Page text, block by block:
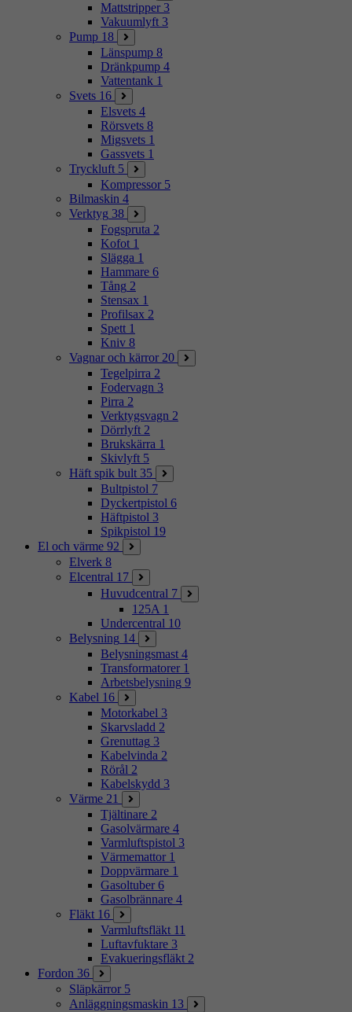
Mattstripper 3
Vakuumlyft 3
Pump 18
Länspump 8
Dränkpump 4
Vattentank 1
Svets 16
Elsvets 4
Rörsvets 8
Migsvets 1
Gassvets 1
Tryckluft 5
Kompressor 5
Bilmaskin 4
Verktyg 38
Fogspruta 2
Kofot 1
Slägga 1
Hammare 6
Tång 2
Stensax 1
Profilsax 2
Spett 1
Kniv 8
Vagnar och kärror 20
Tegelpirra 2
Fodervagn 3
Pirra 2
Verktygsvagn 2
Dörrlyft 2
Brukskärra 1
Skivlyft 5
Häft spik bult 35
Bultpistol 7
Dyckertpistol 6
Häftpistol 3
Spikpistol 19
El och värme 92
Elverk 8
Elcentral 17
Huvudcentral 7
125A 1
Undercentral 10
Belysning 14
Belysningsmast 4
Transformatorer 1
Arbetsbelysning 9
Kabel 16
Motorkabel 3
Skarvsladd 2
Grenuttag 3
Kabelvinda 2
Rörål 2
Kabelskydd 3
Värme 21
Tjältinare 2
Gasolvärmare 4
Varmluftspistol 3
Värmemattor 1
Doppvärmare 1
Gasoltuber 6
Gasolbrännare 4
Fläkt 16
Varmluftsfläkt 11
Luftavfuktare 3
Evakueringsfläkt 2
Fordon 36
Släpkärror 5
Anläggningsmaskin 13